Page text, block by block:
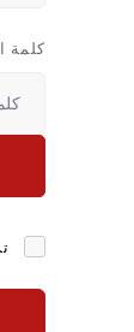
كلمة